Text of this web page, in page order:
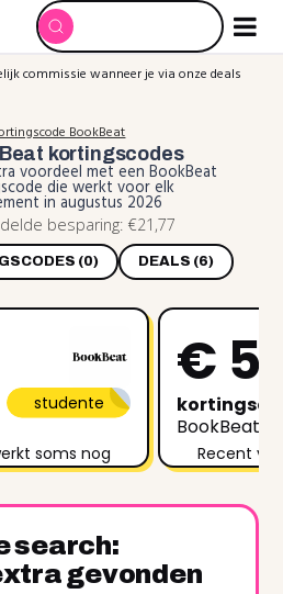
commissie wanneer je via onze deals
BookBeat
kortingscodes
voordeel met een BookBeat
die werkt voor elk
in augustus 2026
besparing: €21,77
(0) DEALS (6)
studente
soms nog
€
BookBeat
Recent
search:
gevonden